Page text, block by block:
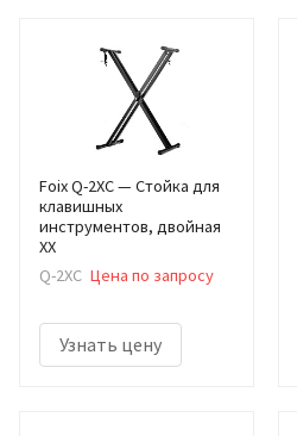
Foix Q-2XC — Стойка для
клавишных
инструментов, двойная
XX
Q-2XC Цена по запросу
Узнать цену